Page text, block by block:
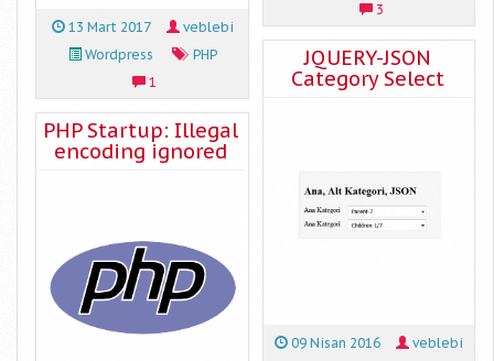
13 Mart 2017
veblebi
Wordpress
PHP
1
PHP Startup: Illegal
encoding ignored
3
JQUERY-JSON
Category Select
09 Nisan 2016
veblebi